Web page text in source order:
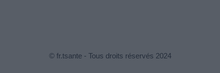
© fr.tsante - Tous droits réservés 2024